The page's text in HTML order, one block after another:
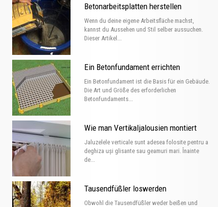
Betonarbeitsplatten herstellen
Wenn du deine eigene Arbeitsfläche machst,
kannst du Aussehen und Stil selber aussuchen.
Dieser Artikel...
Ein Betonfundament errichten
Ein Betonfundament ist die Basis für ein Gebäude.
Die Art und Größe des erforderlichen
Betonfundaments...
Wie man Vertikaljalousien montiert
Jaluzelele verticale sunt adesea folosite pentru a
deghiza uși glisante sau geamuri mari. Înainte
de...
Tausendfüßler loswerden
Obwohl die Tausendfüßler weder beißen und